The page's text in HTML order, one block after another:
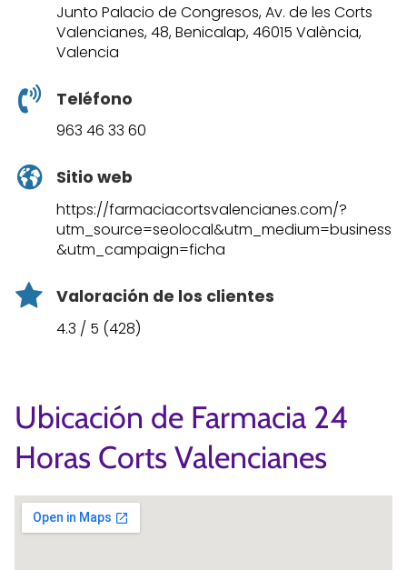
Junto Palacio de Congresos, Av. de les Corts
Valencianes, 48, Benicalap, 46015 València,
Valencia
Teléfono
963 46 33 60
Sitio web
https://farmaciacortsvalencianes.com/?
utm_source=seolocal&utm_medium=business
&utm_campaign=ficha
Valoración de los clientes
4.3 / 5 (428)
Ubicación de Farmacia 24
Horas Corts Valencianes